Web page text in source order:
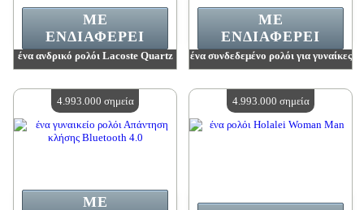
ένα ανδρικό ρολόι Lacoste Quartz
Διαθέσιμη ποσότητα:4
ΜΕ
ΕΝΔΙΑΦΈΡΕΙ
ένα συνδεδεμένο ρολόι για γυναίκες
Διαθέσιμη ποσότητα:4
ΜΕ
ΕΝΔΙΑΦΈΡΕΙ
ΜΕ
4.993.000 σημεία 4.993.000 σημεία